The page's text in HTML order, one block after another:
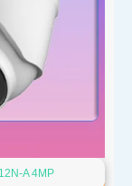
A 4MP